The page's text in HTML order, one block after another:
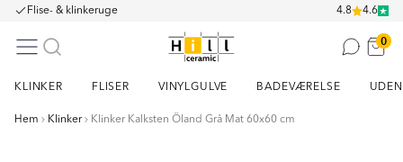
Flise- & klinkeruge 4.8 4.6
0
KLINKER FLISER VINYLGULVE BADEVÆRELSE
Hem Klinker Klinker Kalksten Öland Grå Mat 60x60 cm